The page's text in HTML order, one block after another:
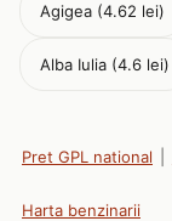
Agigea (4.62 lei)
Alba Iulia (4.6 lei)
Pret GPL national
Harta benzinarii